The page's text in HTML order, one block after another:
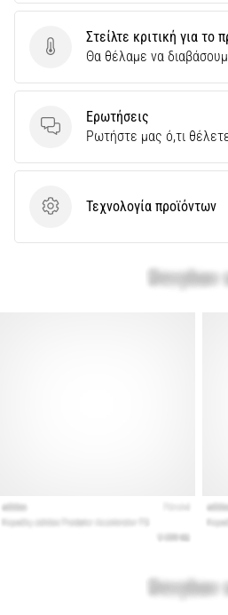
όλων
άρθρων
Στείλτε κριτική για το προϊόν
Στείλτε κριτική για το
Θα θέλαμε να
Ερωτήσεις
Ερωτήσεις
Ρωτήστε μας ό,τι
Τεχνολογία προϊόντων
Τεχνολογία προϊόντων